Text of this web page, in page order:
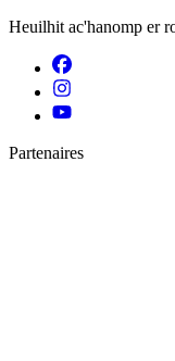
Heuilhit ac'hanomp er
Partenaires